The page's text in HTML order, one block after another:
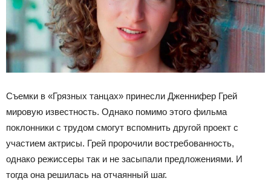
Съемки в «Грязных танцах» принесли Дженнифер Грей
мировую известность. Однако помимо этого фильма
поклонники с трудом смогут вспомнить другой проект с
участием актрисы. Грей пророчили востребованность,
однако режиссеры так и не засыпали предложениями. И
тогда она решилась на отчаянный шаг.